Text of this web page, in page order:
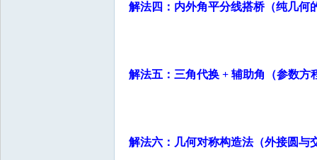
解法四：内外角平分线搭桥（纯几何
解法五：三角代换 + 辅助角（参数方
解法六：几何对称构造法（外接圆与